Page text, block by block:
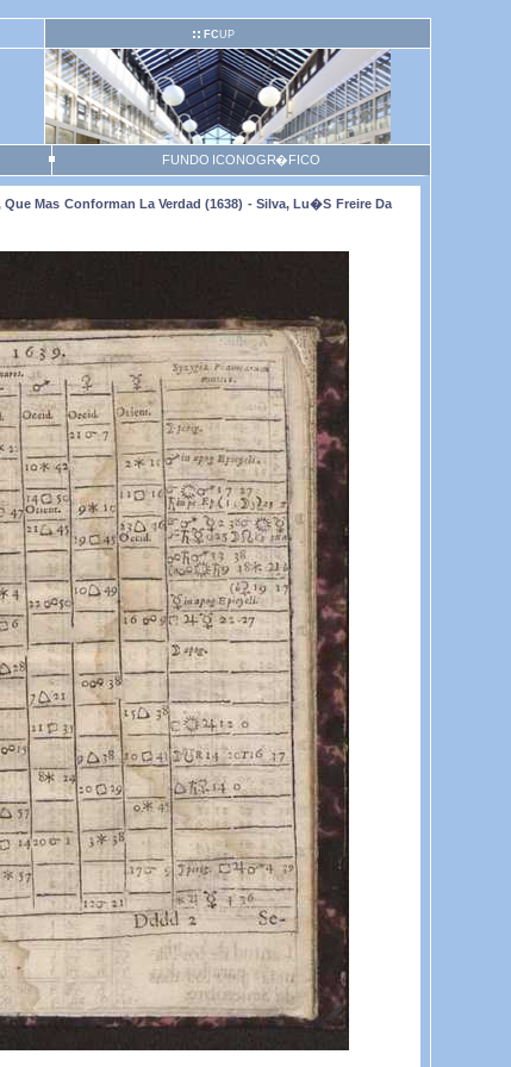
FCUP
FUNDO ICONOGR�FICO
Mas Conforman La Verdad (1638) - Silva, Lu�s Freire Da